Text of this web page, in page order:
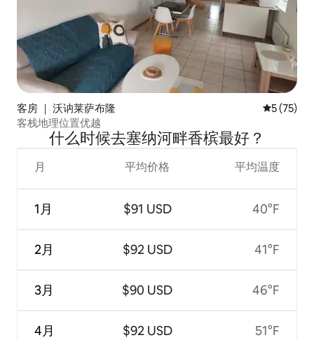
客房 ｜ 沃讷莱萨布隆 平均评分
5 (75)
客栈地理位置优越
什么时候去塞纳河畔香槟最好？
月
1月
2月
3月
4月
平均价格
$91 USD
$92 USD
$90 USD
$92 USD
平均温度
40°F
41°F
46°F
51°F